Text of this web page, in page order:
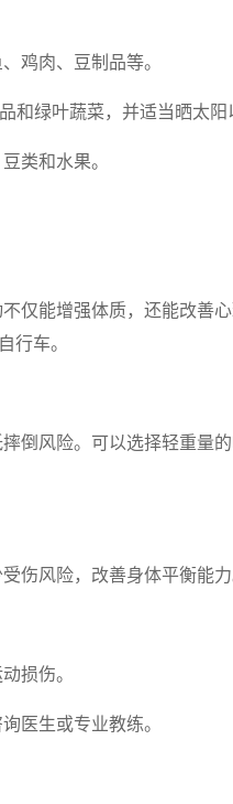
鸡肉、豆制品等。
绿叶蔬菜，并适当晒太阳
类和水果。
仅能增强体质，还能改善
行车。
倒风险。可以选择轻重量
伤风险，改善身体平衡能力
损伤。
医生或专业教练。